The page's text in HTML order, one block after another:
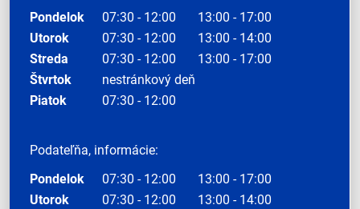
Pondelok
07:30 - 12:00
13:00 - 17:00
Utorok
07:30 - 12:00
13:00 - 14:00
Streda
07:30 - 12:00
13:00 - 17:00
Štvrtok
nestránkový deň
Piatok
07:30 - 12:00
Podateľňa, informácie:
Pondelok
07:30 - 12:00
13:00 - 17:00
Utorok
07:30 - 12:00
13:00 - 14:00